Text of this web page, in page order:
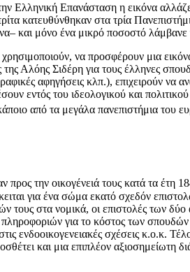
Ελληνική Επανάσταση η εικόνα
κατευθύνθηκαν στα τρία
και μόνο ένα μικρό ποσοστό λάμβανε
να προσφέρουν μια
Αλόης Σιδέρη για τους έλληνες
αφηγήσεις κλπ.), επιχειρούν να
εντός του ιδεολογικού και
από τα μεγάλα πανεπιστήμια του
προς την οικογένειά τους κατά τα έτη
για ένα σώμα εκατό σχεδόν
τους στα νομικά, οι επιστολές των
για το κόστος των σπουδών
ενδοοικογενειακές σχέσεις κ.ο.κ.
και μια επιπλέον αξιοσημείωτη